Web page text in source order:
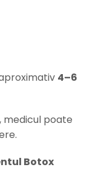
4–6
medicul poate
Botox